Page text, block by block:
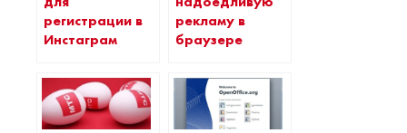
регистрации в
Инстаграм
рекламу в
браузере